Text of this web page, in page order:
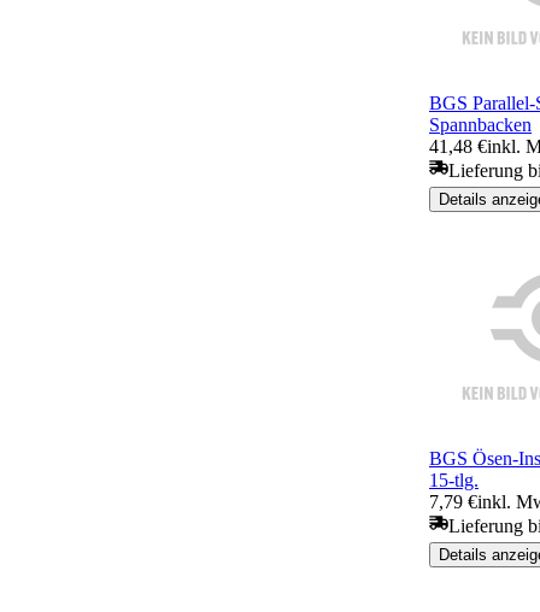
BGS Parallel-
Spannbacken
41,48 €inkl.
Lieferung
Details
BGS Ösen-
15-tlg.
7,79 €inkl.
Lieferung
Details